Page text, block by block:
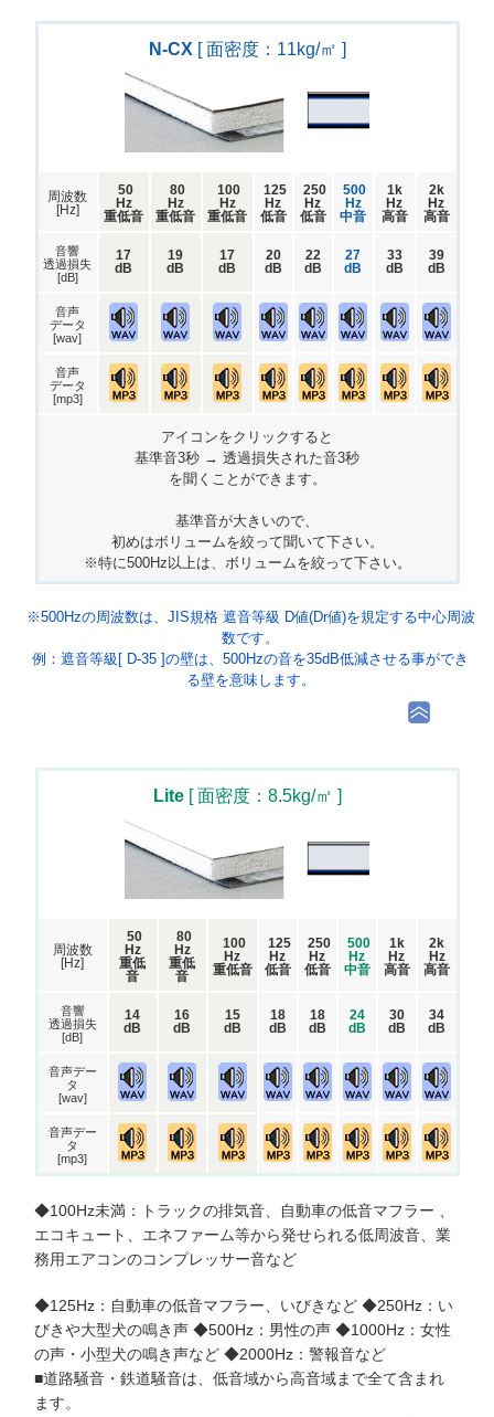
N-CX [ 面密度：11kg/㎡ ]
周波数
[Hz]
50
Hz
重低音
80
Hz
重低音
100
Hz
重低音
125
Hz
低音
250
Hz
低音
500
Hz
中音
1k
Hz
高音
2k
Hz
高音
音響
透過損失
[dB]
17
dB
19
dB
17
dB
20
dB
22
dB
27
dB
33
dB
39
dB
音声
データ
[wav]
音声
データ
[mp3]
アイコンをクリックすると
基準音3秒 → 透過損失された音3秒
を聞くことができます。
基準音が大きいので、
初めはボリュームを絞って聞いて下さい。
※特に500Hz以上は、ボリュームを絞って下さい。
※500Hzの周波数は、JIS規格 遮音等級 D値(Dr値)を規定する中心周波
数です。
例：遮音等級[ D-35 ]の壁は、500Hzの音を35dB低減させる事ができ
る壁を意味します。
Lite[ 面密度：8.5kg/㎡ ]
周波数
[Hz]
50
Hz
重低
音
80
Hz
重低
音
100
Hz
重低音
125
Hz
低音
250
Hz
低音
500
Hz
中音
1k
Hz
高音
2k
Hz
高音
音響
透過損失
[dB]
14
dB
16
dB
15
dB
18
dB
18
dB
24
dB
30
dB
34
dB
音声デー
タ
[wav]
音声デー
タ
[mp3]
◆100Hz未満：トラックの排気音、自動車の低音マフラー 、
エコキュート、エネファーム等から発せられる低周波音、業
務用エアコンのコンプレッサー音など
◆125Hz：自動車の低音マフラー、いびきなど ◆250Hz：い
びきや大型犬の鳴き声 ◆500Hz：男性の声 ◆1000Hz：女性
の声・小型犬の鳴き声など ◆2000Hz：警報音など
■道路騒音・鉄道騒音は、低音域から高音域まで全て含まれ
ます。